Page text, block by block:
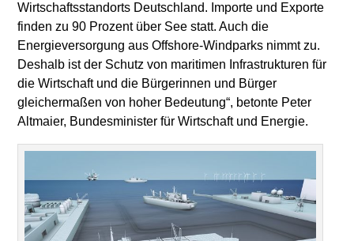
Wirtschaftsstandorts Deutschland. Importe und Exporte
finden zu 90 Prozent über See statt. Auch die
Energieversorgung aus Offshore-Windparks nimmt zu.
Deshalb ist der Schutz von maritimen Infrastrukturen für
die Wirtschaft und die Bürgerinnen und Bürger
gleichermaßen von hoher Bedeutung“, betonte Peter
Altmaier, Bundesminister für Wirtschaft und Energie.